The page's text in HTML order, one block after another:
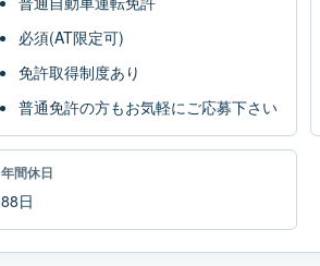
必須(AT限定可)
免許取得制度あり
普通免許の方もお気軽にご応募下さい
年間休日
88日